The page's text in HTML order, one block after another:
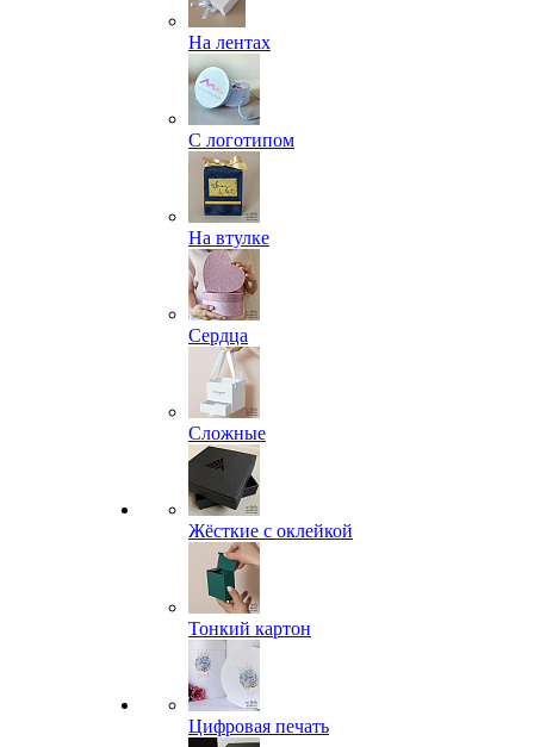
На лентах
С логотипом
На втулке
Сердца
Сложные
Жёсткие с оклейкой
Тонкий картон
Цифровая печать